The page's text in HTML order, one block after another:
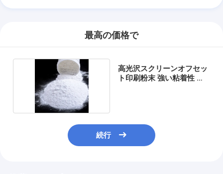
最高の価格で
高光沢スクリーンオフセッ
ト印刷粉末 強い粘着性 耐
続行